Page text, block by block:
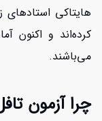
هایتاکی استادهای
کرده‌اند و اکنون
می‌باشند.
چرا آزمون